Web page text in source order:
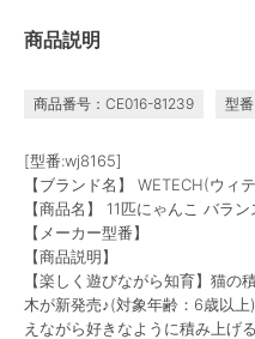
商品説明
商品番号：CE016-81239 型
[型番:wj8165]
【ブランド名】 WETECH(ウィ
【商品名】 11匹にゃんこ バラ
【メーカー型番】
【商品説明】
【楽しく遊びながら知育】猫の
木が新発売♪(対象年齢：6歳以
えながら好きなように積み上げ